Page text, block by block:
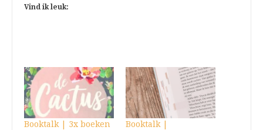
Vind ik leuk:
Booktalk | 3x boeken
Booktalk |